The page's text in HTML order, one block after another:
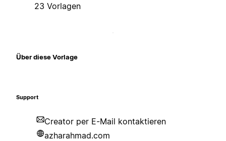
23 Vorlagen
Über diese Vorlage
Support
Creator per E-Mail kontaktieren
azharahmad.com